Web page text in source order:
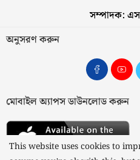
সম্পাদক:
অনুসরণ করুন
মোবাইল অ্যাপস ডাউনলোড করুন
This website uses cookies to